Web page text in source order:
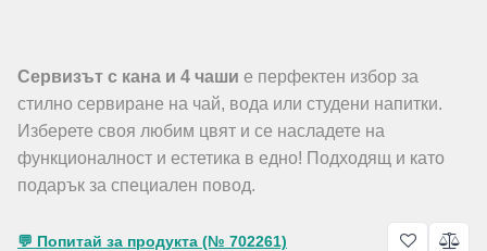
Сервизът с кана и 4 чаши е перфектен избор за
стилно сервиране на чай, вода или студени напитки.
Изберете своя любим цвят и се насладете на
функционалност и естетика в едно! Подходящ и като
подарък за специален повод.
💬 Попитай за продукта (№ 702261)